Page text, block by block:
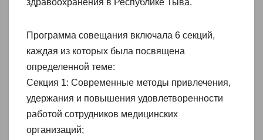
здравоохранения в Республике Тыва.
Программа совещания включала 6 секций,
каждая из которых была посвящена
определенной теме:
Секция 1: Современные методы привлечения,
удержания и повышения удовлетворенности
работой сотрудников медицинских
организаций;